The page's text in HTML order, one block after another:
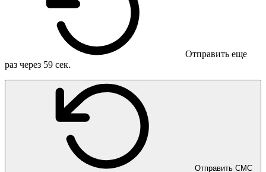
Отправить еще
раз через 59 сек.